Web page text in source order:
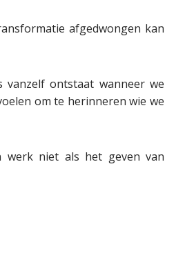
afgedwongen kan
ontstaat wanneer we
om te herinneren wie we
werk niet als het geven van